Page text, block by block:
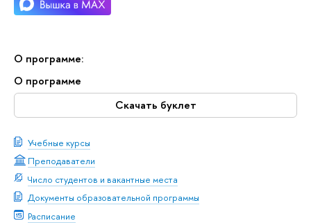
О программе:
О программе
Скачать буклет
Учебные курсы
Преподаватели
Число студентов и вакантные места
Документы образовательной программы
Расписание